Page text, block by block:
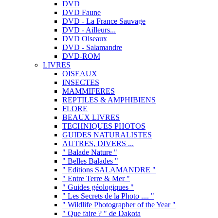
DVD
DVD Faune
DVD - La France Sauvage
DVD - Ailleurs...
DVD Oiseaux
DVD - Salamandre
DVD-ROM
LIVRES
OISEAUX
INSECTES
MAMMIFERES
REPTILES & AMPHIBIENS
FLORE
BEAUX LIVRES
TECHNIQUES PHOTOS
GUIDES NATURALISTES
AUTRES, DIVERS ...
" Balade Nature "
" Belles Balades "
" Editions SALAMANDRE "
" Entre Terre & Mer "
" Guides géologiques "
" Les Secrets de la Photo .... "
" Wildlife Photographer of the Year "
" Que faire ? " de Dakota